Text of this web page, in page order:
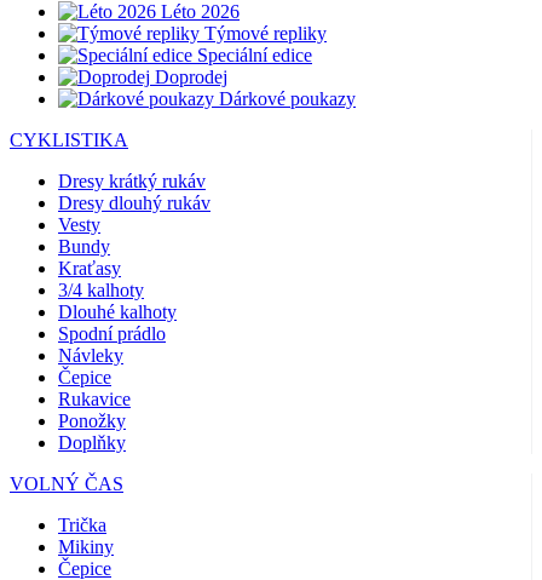
Léto 2026
Týmové repliky
Speciální edice
Doprodej
Dárkové poukazy
CYKLISTIKA
Dresy krátký rukáv
Dresy dlouhý rukáv
Vesty
Bundy
Kraťasy
3/4 kalhoty
Dlouhé kalhoty
Spodní prádlo
Návleky
Čepice
Rukavice
Ponožky
Doplňky
VOLNÝ ČAS
Trička
Mikiny
Čepice